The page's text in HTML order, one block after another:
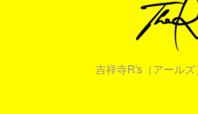
吉祥寺R's（アール